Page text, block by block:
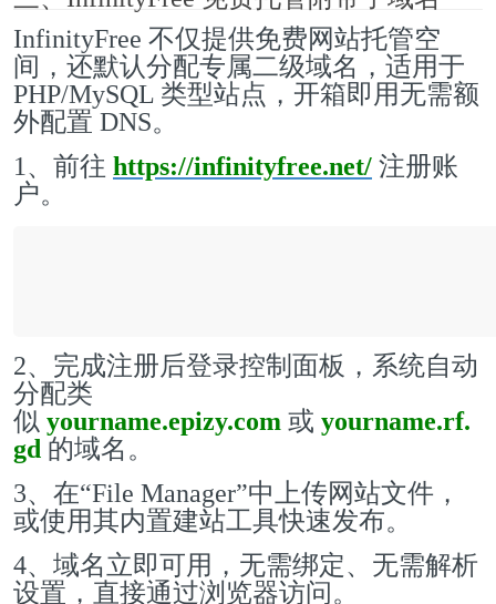
InfinityFree 不仅提供免费网站托管空
间，还默认分配专属二级域名，适用于
PHP/MySQL 类型站点，开箱即用无需额
外配置 DNS。
1、前往 https://infinityfree.net/ 注册账
户。
2、完成注册后登录控制面板，系统自动
分配类
似 yourname.epizy.com 或 yourname.rf.
gd 的域名。
3、在“File Manager”中上传网站文件，
或使用其内置建站工具快速发布。
4、域名立即可用，无需绑定、无需解析
设置，直接通过浏览器访问。